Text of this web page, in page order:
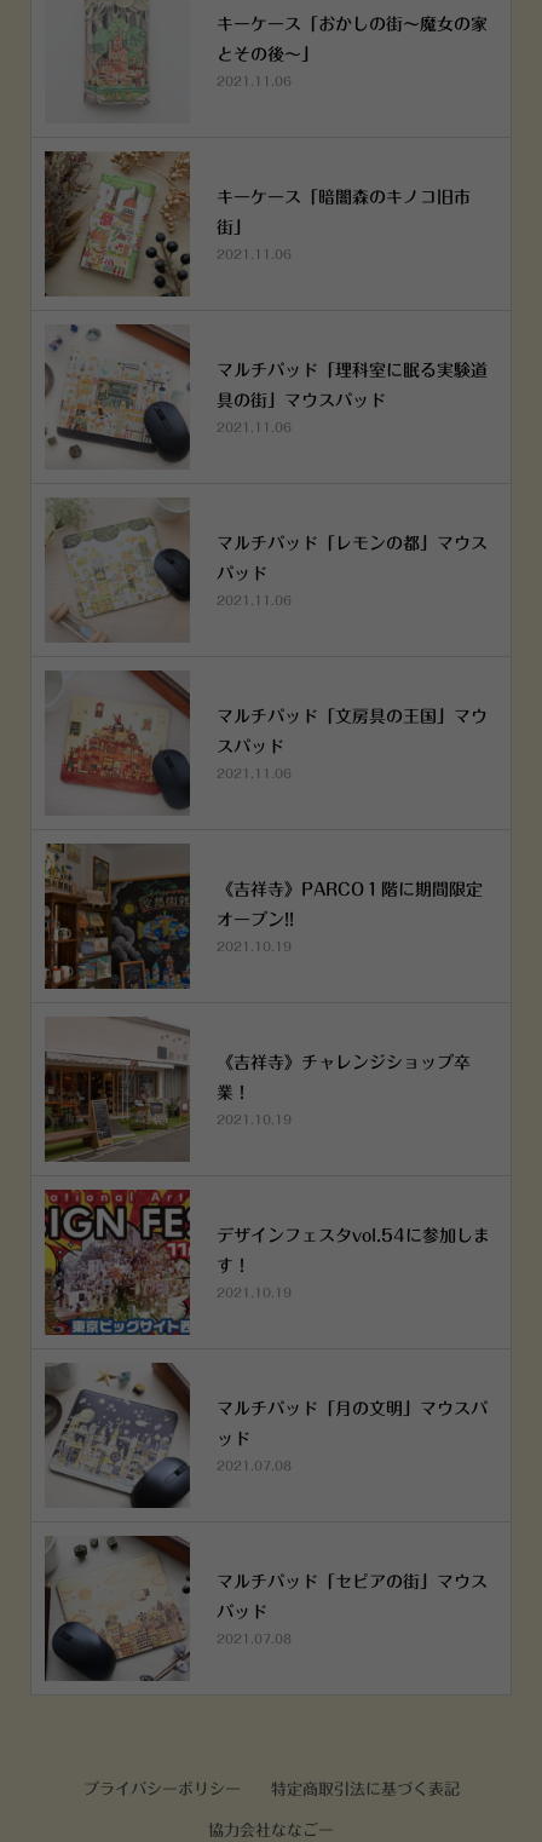
キーケース「おかしの街～魔女の家
とその後～」
2021.11.06
キーケース「暗闇森のキノコ旧市
街」
2021.11.06
マルチパッド「理科室に眠る実験道
具の街」マウスパッド
2021.11.06
マルチパッド「レモンの都」マウス
パッド
2021.11.06
マルチパッド「文房具の王国」マウ
スパッド
2021.11.06
《吉祥寺》PARCO１階に期間限定
オープン!!
2021.10.19
《吉祥寺》チャレンジショップ卒
業！
2021.10.19
デザインフェスタvol.54に参加しま
す！
2021.10.19
マルチパッド「月の文明」マウスパ
ッド
2021.07.08
マルチパッド「セピアの街」マウス
パッド
2021.07.08
プライバシーポリシー 特定商取引法に基づく表記
協力会社ななごー